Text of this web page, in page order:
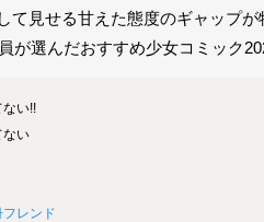
て見せる甘えた態度のギャップ
が選んだおすすめ少女コミック
ない!!
ない
レンド